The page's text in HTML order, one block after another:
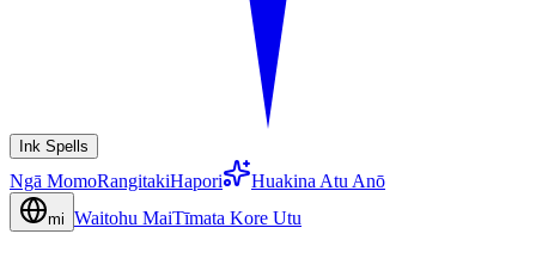
Ink Spells
Ngā MomoRangitakiHapori Huakina Atu Anō
mi Waitohu MaiTīmata Kore Utu